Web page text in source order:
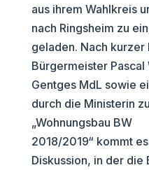
aus ihrem Wahlkreis
nach Ringsheim zu
geladen. Nach kurzer
Bürgermeister Pascal
Gentges MdL sowie
durch die Ministerin
„Wohnungsbau BW
2018/2019“ kommt
Diskussion, in der